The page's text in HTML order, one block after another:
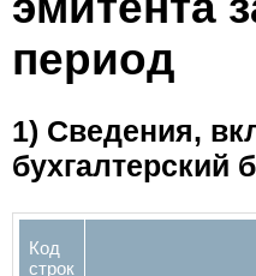
5.
период